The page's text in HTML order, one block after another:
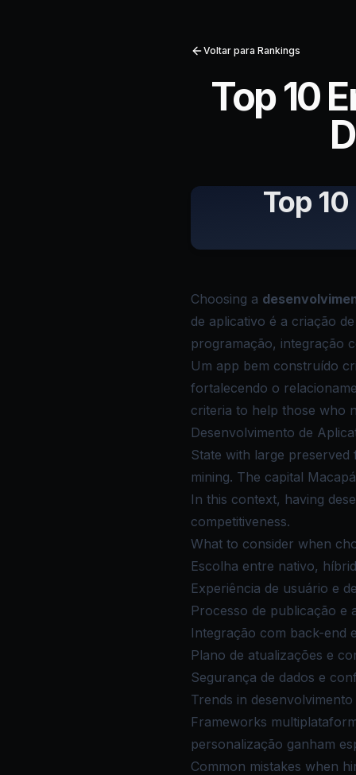
Voltar para Rankings
Top 10
Top
Choosing a
de aplicativo é a criação
programação, integração
Um app bem construído
fortalecendo o
criteria to help those who
Desenvolvimento de
State with large
mining. The capital
In this context, having
competitiveness.
What to consider when
Escolha entre nativo,
Experiência de usuário e
Processo de publicação e
Integração com back-end
Plano de atualizações e
Segurança de dados e
Trends in
Frameworks
personalização ganham
Common mistakes when